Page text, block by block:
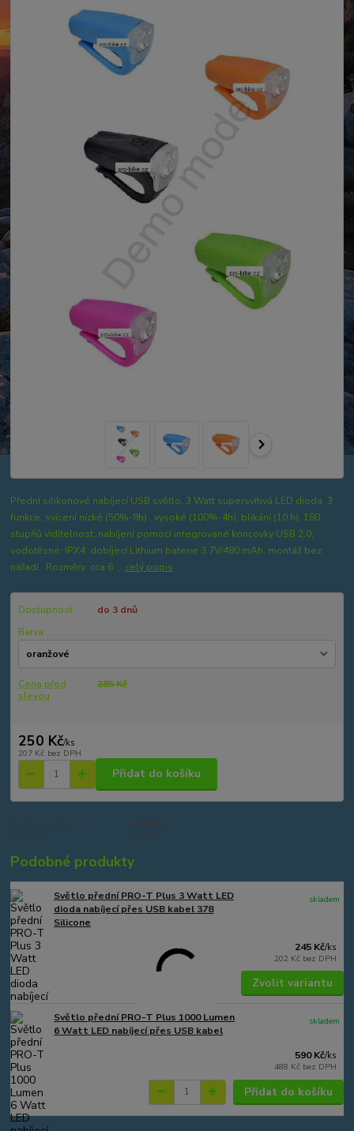
Přední silikonové nabíjecí USB světlo, 3 Watt supersvítivá LED dioda, 3
funkce: svícení nízké (50%-8h) , vysoké (100%-4h), blikání (10 h), 180
stupňů viditelnost, nabíjení pomocí integrované koncovky USB 2.0,
vodotěsné: IPX4, dobíjecí Lithium baterie 3.7V/480 mAh, montáž bez
nářadí. Rozměry: cca 6 ... celý popis
Dostupnost
do 3 dnů
Barva
Cena před
slevou
285 Kč
250 Kč/ks
207 Kč bez DPH
Přidat do košíku
Podobné produkty
Světlo přední PRO-T Plus 3 Watt LED
dioda nabíjecí přes USB kabel 378
Silicone
245 Kč/ks
202 Kč bez DPH
skladem
Zvolit variantu
Světlo přední PRO-T Plus 1000 Lumen
6 Watt LED nabíjecí přes USB kabel
590 Kč/ks
488 Kč bez DPH
skladem
Přidat do košíku